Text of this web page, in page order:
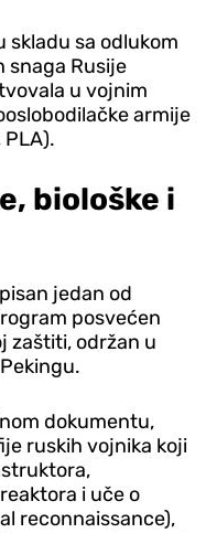
skladu sa odlukom
snaga Rusije
u vojnim
armije
PLA).
biološke i
jedan od
posvećen
zaštiti, održan u
dokumentu,
ruskih vojnika koji
i uče o
reconnaissance),